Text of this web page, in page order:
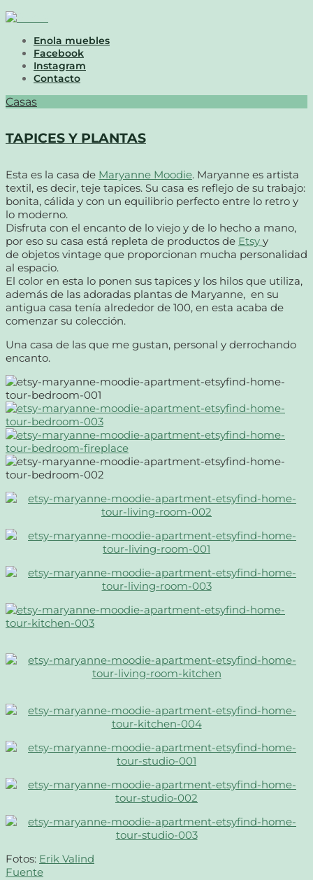
Enola muebles
Facebook
Instagram
Contacto
Casas
TAPICES Y PLANTAS
Esta es la casa de Maryanne Moodie. Maryanne es artista
textil, es decir, teje tapices. Su casa es reflejo de su trabajo:
bonita, cálida y con un equilibrio perfecto entre lo retro y
lo moderno.
Disfruta con el encanto de lo viejo y de lo hecho a mano,
por eso su casa está repleta de productos de Etsy y
de objetos vintage que proporcionan mucha personalidad
al espacio.
El color en esta lo ponen sus tapices y los hilos que utiliza,
además de las adoradas plantas de Maryanne, en su
antigua casa tenía alrededor de 100, en esta acaba de
comenzar su colección.
Una casa de las que me gustan, personal y derrochando
encanto.
Fotos: Erik Valind
Fuente